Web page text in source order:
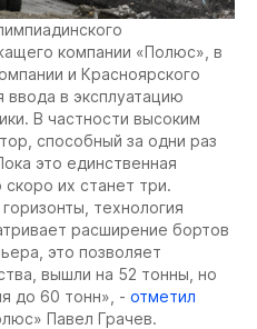
компании «Полюс», в
и Красноярского
в эксплуатацию
В частности высоким
способный за одни раз
это единственная
их станет три.
технология
расширение бортов
это позволяет
вышли на 52 тонны, но
до 60 тонн», - отметил
Павел Грачев.